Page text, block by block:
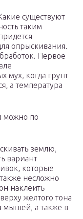
существуют
таким
опрыскивания.
Первое
мух, когда грунт
а температура
можно по
землю,
вариант
которые
несложно
наклеить
желтого тона
мышей, а также в